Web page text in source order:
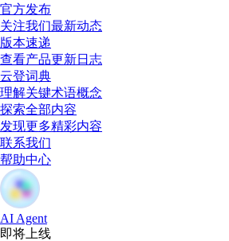
官方发布
关注我们最新动态
版本速递
查看产品更新日志
云登词典
理解关键术语概念
探索全部内容
发现更多精彩内容
联系我们
帮助中心
AI Agent
即将上线